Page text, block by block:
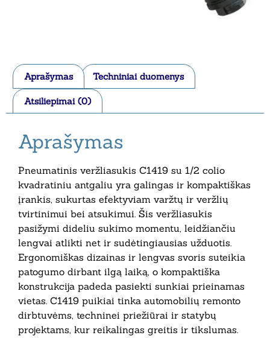
Aprašymas Techniniai duomenys
Atsiliepimai (0)
Aprašymas
Pneumatinis veržliasukis C1419 su 1/2 colio
kvadratiniu antgaliu yra galingas ir kompaktiškas
įrankis, sukurtas efektyviam varžtų ir veržlių
tvirtinimui bei atsukimui. Šis veržliasukis
pasižymi dideliu sukimo momentu, leidžiančiu
lengvai atlikti net ir sudėtingiausias užduotis.
Ergonomiškas dizainas ir lengvas svoris suteikia
patogumo dirbant ilgą laiką, o kompaktiška
konstrukcija padeda pasiekti sunkiai prieinamas
vietas. C1419 puikiai tinka automobilių remonto
dirbtuvėms, techninei priežiūrai ir statybų
projektams, kur reikalingas greitis ir tikslumas.